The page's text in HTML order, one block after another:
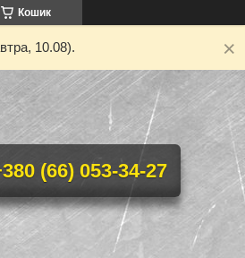
Кошик
10.08).
(66) 053-34-27